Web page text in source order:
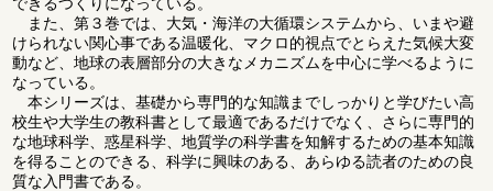
また、第３巻では、大気・海洋の大循環システムから、いまや避
けられない関心事である温暖化、マクロ的視点でとらえた気候大変
動など、地球の表層部分の大きなメカニズムを中心に学べるように
なっている。
本シリーズは、基礎から専門的な知識までしっかりと学びたい高
校生や大学生の教科書として最適であるだけでなく、さらに専門的
な地球科学、惑星科学、地質学の科学書を知解するための基本知識
を得ることのできる、科学に興味のある、あらゆる読者のための良
質な入門書である。